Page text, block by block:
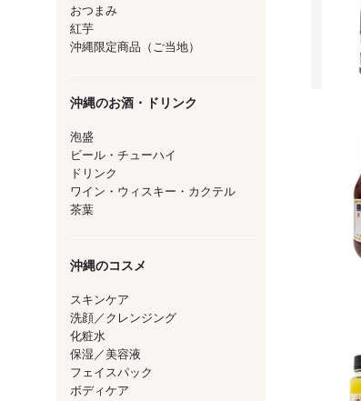
おつまみ
紅芋
沖縄限定商品（ご当地）
沖縄のお酒・ドリンク
泡盛
ビール・チューハイ
ドリンク
ワイン・ウィスキー・カクテル
茶葉
沖縄のコスメ
スキンケア
洗顔／クレンジング
化粧水
保湿／美容液
フェイスパック
ボディケア